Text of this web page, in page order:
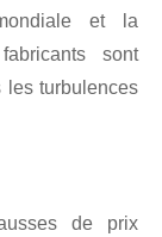
et la
sont
les turbulences
de prix